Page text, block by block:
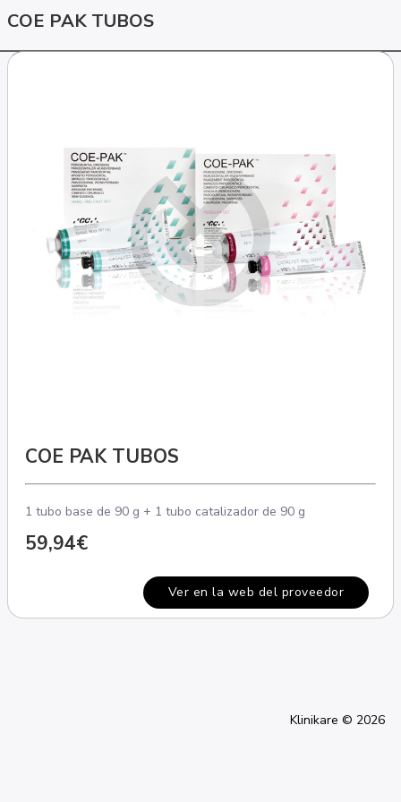
COE PAK TUBOS
COE PAK TUBOS
1 tubo base de 90 g + 1 tubo catalizador de 90 g
59,94€
Ver en la web del proveedor
Klinikare © 2026